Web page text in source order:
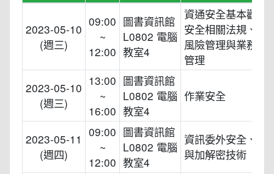
2023-05-10
(週三)
09:00
~
12:00
圖書資訊館
L0802 電腦
教室4
資通安全基本觀念
安全相關法規、資
風險管理與業務持
管理
2023-05-10
(週三)
13:00
~
16:00
圖書資訊館
L0802 電腦
教室4
作業安全
2023-05-11
(週四)
09:00
~
12:00
圖書資訊館
L0802 電腦
教室4
資訊委外安全、存
與加解密技術